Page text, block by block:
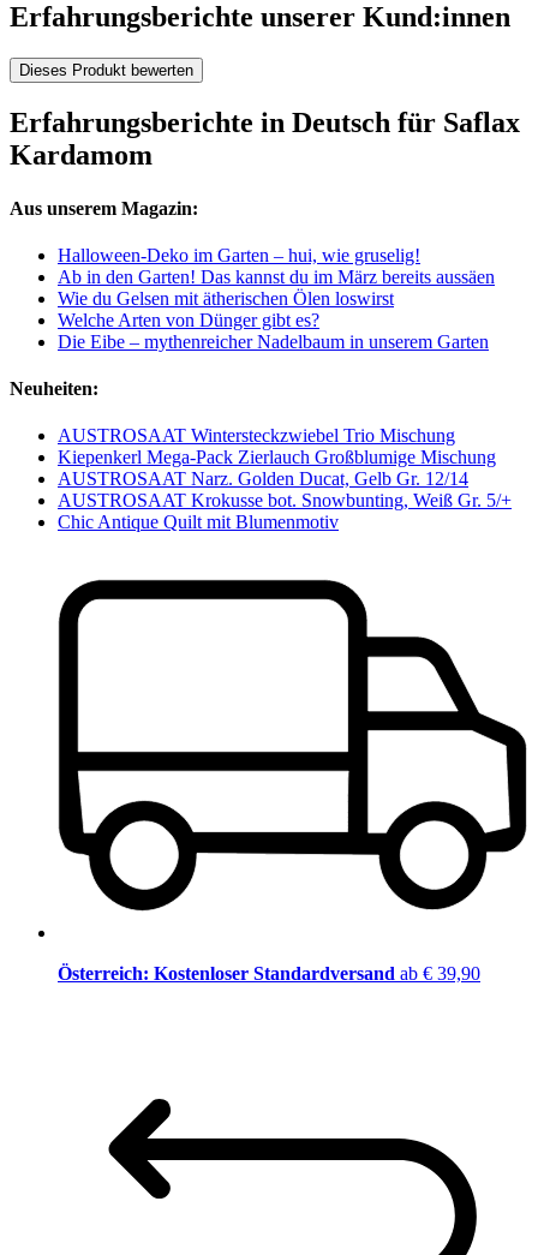
Erfahrungsberichte unserer Kund:innen
Dieses Produkt bewerten
Erfahrungsberichte in Deutsch für Saflax
Kardamom
Aus unserem Magazin:
Halloween-Deko im Garten – hui, wie gruselig!
Ab in den Garten! Das kannst du im März bereits aussäen
Wie du Gelsen mit ätherischen Ölen loswirst
Welche Arten von Dünger gibt es?
Die Eibe – mythenreicher Nadelbaum in unserem Garten
Neuheiten:
AUSTROSAAT Wintersteckzwiebel Trio Mischung
Kiepenkerl Mega-Pack Zierlauch Großblumige Mischung
AUSTROSAAT Narz. Golden Ducat, Gelb Gr. 12/14
AUSTROSAAT Krokusse bot. Snowbunting, Weiß Gr. 5/+
Chic Antique Quilt mit Blumenmotiv
Österreich: Kostenloser Standardversand ab € 39,90